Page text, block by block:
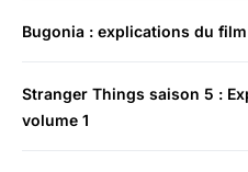
Bugonia : explications du
Stranger Things saison 5 :
volume 1